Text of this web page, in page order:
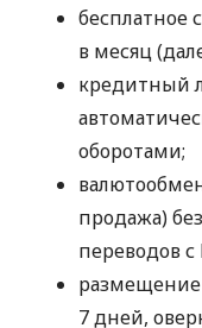
бесплатное
в месяц
кредитный
оборотами;
продажа)
переводов с
размещение
7 дней,